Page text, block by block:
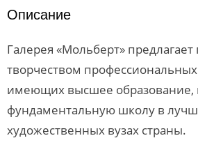
Описание
Галерея «Мольберт»
творчеством
имеющих высшее
фундаментальную школу в
художественных вузах страны.